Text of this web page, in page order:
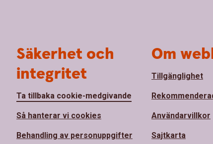
Säkerhet och
integritet
Ta tillbaka cookie-medgivande
Så hanterar vi cookies
Behandling av personuppgifter
Om
Tillgänglighet
Användarvillkor
Sajtkarta